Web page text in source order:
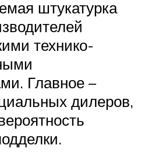
штукатурка
технико-
Главное –
дилеров,